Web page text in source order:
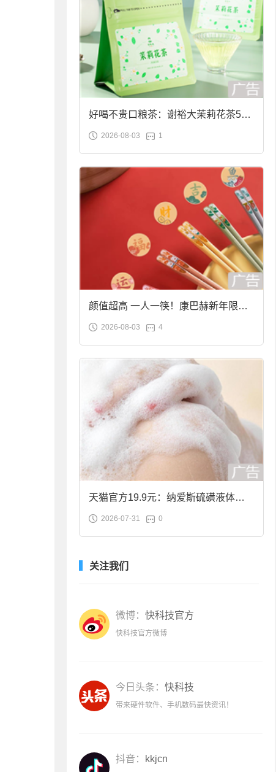
好喝不贵口粮茶：谢裕大茉莉花茶50g
袋装9.9元到手
2026-08-03 1
颜值超高 一人一筷！康巴赫新年限定
合金筷子大促：19.9元
2026-08-03 4
天猫官方19.9元：纳爱斯硫磺液体香
皂2斤大促
2026-07-31 0
关注我们
微博： 快科技官方
快科技官方微博
今日头条： 快科技
带来硬件软件、手机数码最快资讯！
抖音： kkjcn